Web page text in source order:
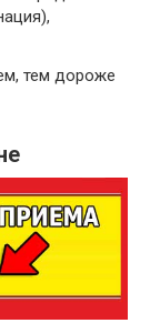
тем дороже